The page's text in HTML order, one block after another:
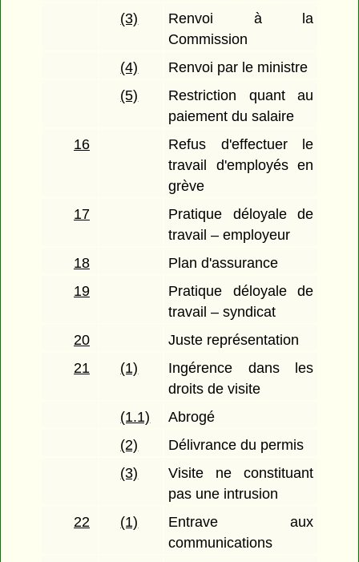
(3)
Renvoi à la
Commission
(4)
Renvoi par le ministre
(5)
Restriction quant au
paiement du salaire
16
Refus d'effectuer le
travail d'employés en
grève
17
Pratique déloyale de
travail – employeur
18
Plan d'assurance
19
Pratique déloyale de
travail – syndicat
20
Juste représentation
21
(1)
Ingérence dans les
droits de visite
(1.1)
Abrogé
(2)
Délivrance du permis
(3)
Visite ne constituant
pas une intrusion
22
(1)
Entrave aux
communications